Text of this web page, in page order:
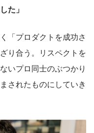
た」
「プロダクトを成功さ
り合う。リスペクトを
いプロ同士のぶつかり
されたものにしていき